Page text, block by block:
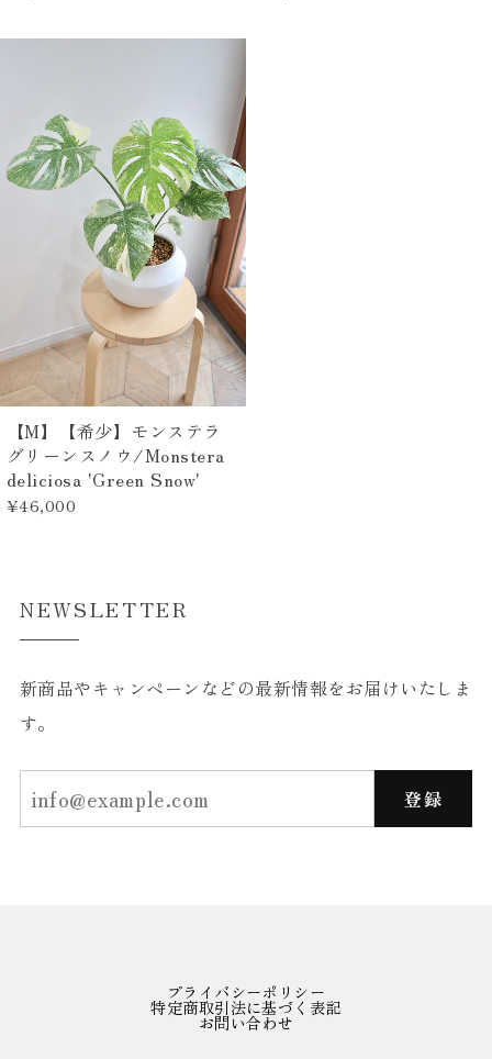
【M】【希少】モンステラ
グリーンスノウ/Monstera
deliciosa 'Green Snow'
¥46,000
NEWSLETTER
新商品やキャンペーンなどの最新情報をお届けいたしま
す。
登録
プライバシーポリシー
特定商取引法に基づく表記
お問い合わせ